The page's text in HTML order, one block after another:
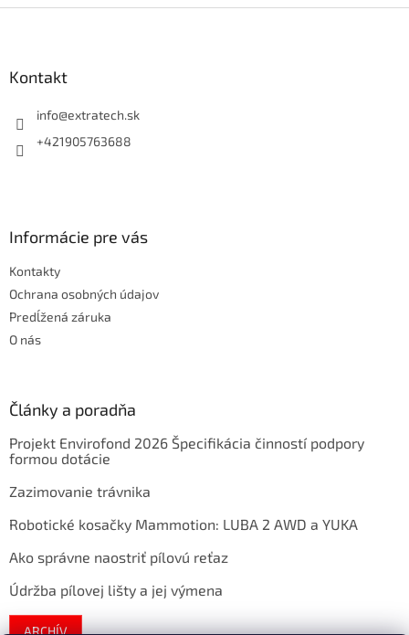
Kontakt
info@extratech.sk
+421905763688
Informácie pre vás
Kontakty
Ochrana osobných údajov
Predĺžená záruka
O nás
Články a poradňa
Projekt Envirofond 2026 Špecifikácia činností podpory
formou dotácie
Zazimovanie trávnika
Robotické kosačky Mammotion: LUBA 2 AWD a YUKA
Ako správne naostriť pílovú reťaz
Údržba pílovej lišty a jej výmena
ARCHÍV